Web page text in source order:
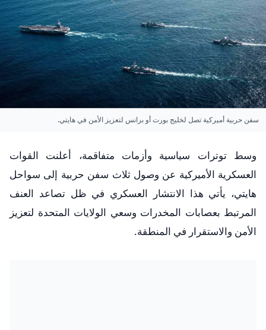
سفن حربية أميركية تصل لخليج بورت أو برانس لتعزيز الأمن في هايتي.
وسط توترات سياسية وأزمات متفاقمة، أعلنت القوات
العسكرية الأميركية عن وصول ثلاث سفن حربية إلى سواحل
هايتي، يأتي هذا الانتشار العسكري في ظل تصاعد العنف
المرتبط بعصابات المخدرات وسعي الولايات المتحدة لتعزيز
الأمن والاستقرار في المنطقة.